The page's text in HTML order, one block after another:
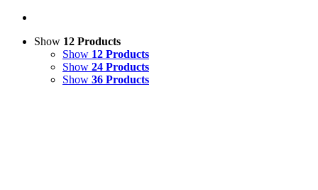
Show 12 Products
Show 12 Products
Show 24 Products
Show 36 Products